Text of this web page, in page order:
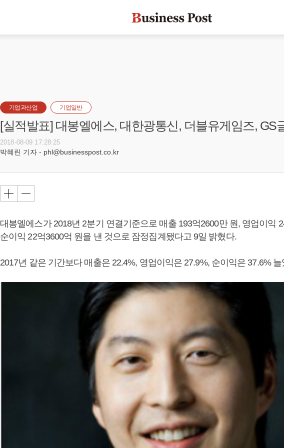
기업과산업 기업일반
[실적발표] 대봉엘에스, 대한광통신, 더블유게임즈, GS
2018-08-09 17:28:25
박혜린 기자 - phl@businesspost.co.kr
대봉엘에스가 2018년 2분기 연결기준으로 매출 193억2600만 원, 영업이익
순이익 22억3600억 원을 낸 것으로 잠정집계됐다고 9일 밝혔다.
2017년 같은 기간보다 매출은 22.4%, 영업이익은 27.9%, 순이익은 37.6% 늘